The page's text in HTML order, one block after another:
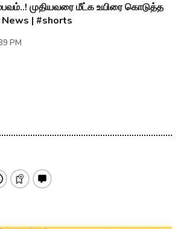
முதியவரை மீட்க உயிரை கொடுத்த
News | #shorts
PM